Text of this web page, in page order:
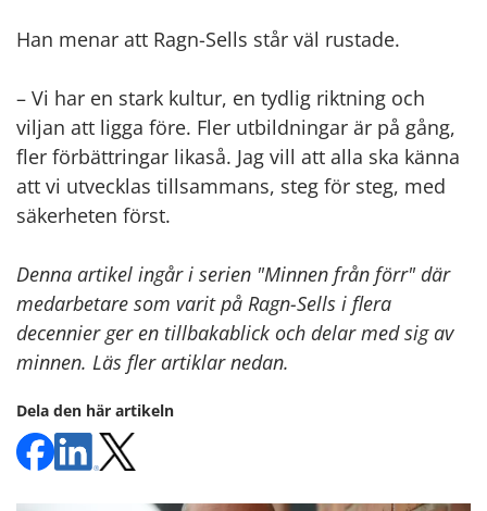
Han menar att Ragn-Sells står väl rustade.
– Vi har en stark kultur, en tydlig riktning och
viljan att ligga före. Fler utbildningar är på gång,
fler förbättringar likaså. Jag vill att alla ska känna
att vi utvecklas tillsammans, steg för steg, med
säkerheten först.
Denna artikel ingår i serien "Minnen från förr" där
medarbetare som varit på Ragn-Sells i flera
decennier ger en tillbakablick och delar med sig av
minnen. Läs fler artiklar nedan.
Dela den här artikeln